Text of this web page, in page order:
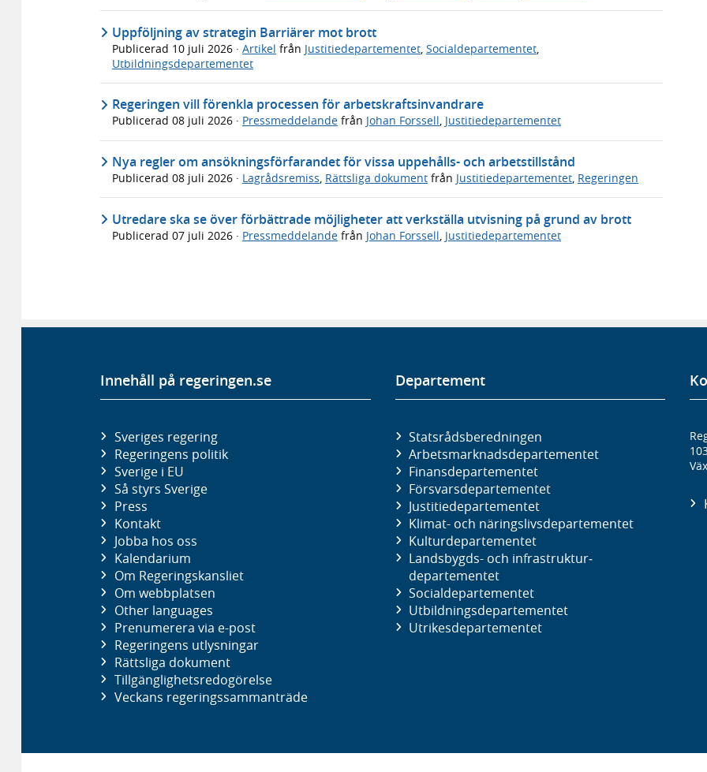
Uppföljning av strategin Barriärer mot brott
Publicerad 10 juli 2026 · Artikel från Justitiedepartementet Socialdepartementet
Utbildningsdepartementet
Regeringen vill förenkla processen för arbetskraftsinvandrare
Publicerad 08 juli 2026 · Pressmeddelande från Johan Forssell, Justitiedepartementet
Nya regler om ansökningsförfarandet för vissa uppehålls- och arbetstillstånd
Publicerad 08 juli 2026 · Lagrådsremiss, Rättsliga dokument från Justitiedepartementet, Regeringen
Utredare ska se över förbättrade möjligheter att verkställa utvisning på grund av brott
Publicerad 07 juli 2026 · Pressmeddelande från Johan Forssell Justitiedepartementet
Innehåll på regeringen.se
Sveriges regering
Regeringens politik
Sverige i EU
Så styrs Sverige
Press
Kontakt
Jobba hos oss
Kalendarium
Om Regeringskansliet
Om webbplatsen
Other languages
Prenumerera via e-post
Regeringens utlysningar
Rättsliga dokument
Tillgänglighetsredogörelse
Veckans regeringssammanträde
Departement
Statsrådsberedningen
Arbetsmarknads­departementet
Finans­departementet
Försvars­departementet
Justitie­departementet
Klimat- och näringslivs­departementet
Kultur­departementet
Landsbygds- och infrastruktur­
departementet
Social­departementet
Utbildnings­departementet
Utrikes­departementet